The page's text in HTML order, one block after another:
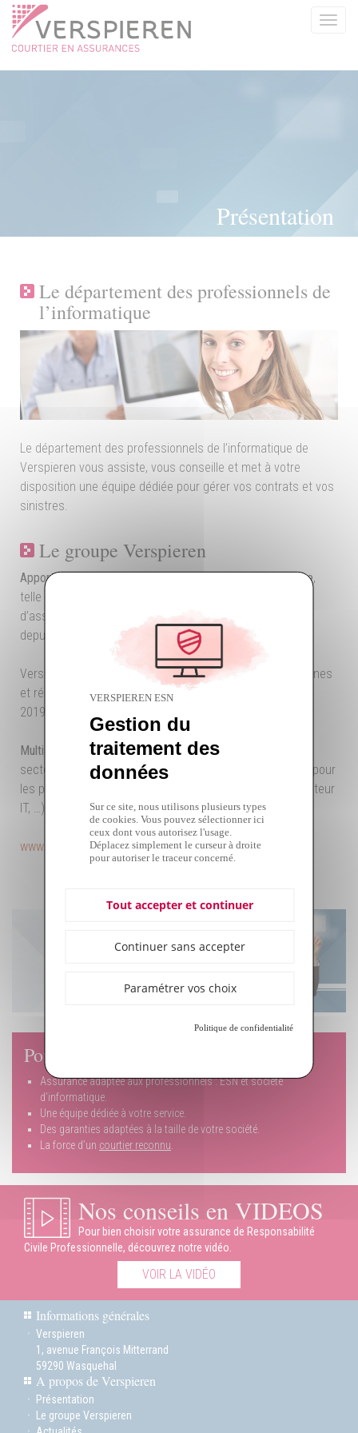
Présentation
Le département des professionnels de
l’informatique
Le département des professionnels de l’informatique de
Verspieren vous assiste, vous conseille et met à votre
disposition une équipe dédiée pour gérer vos contrats et vos
sinistres.
Le groupe Verspieren
Apporter à chacun de nos clients le meilleur de l’assurance,
telle est la promesse que
d’assurance à capital familial du marché français, tient
depuis plus de 135 ans.
Verspieren, courtier en assurances emploie 2233 personnes
et réalise un chiffre d’affaires de 405 millions d’euros en
2019.
Multi spécialiste, Verspieren intervient dans de nombreux
secteurs et est notamment spécialisé dans l’assurance pour
les professionnels de l’informatique (ESN, société du secteur
IT, …).
www.verspieren.com
Pourquoi nous choisir ?
Assurance adaptée aux professionnels : ESN et société
d’informatique.
Une équipe dédiée à votre service.
Des garanties adaptées à la taille de votre société.
La force d’un courtier reconnu
Nos conseils en VIDEOS
Pour bien choisir votre assurance de Responsabilité
Civile Professionnelle, découvrez notre vidéo.
VOIR LA VIDÉO
Informations générales
Verspieren
1, avenue François Mitterrand
59290 Wasquehal
A propos de Verspieren
Présentation
Le groupe Verspieren
Panneau de gestion des cookies
VERSPIEREN ESN
Gestion du
traitement des
données
Sur ce site, nous utilisons plusieurs types
de cookies. Vous pouvez sélectionner ici
ceux dont vous autorisez l'usage.
Déplacez simplement le curseur à droite
pour autoriser le traceur concerné.
Tout accepter et continuer
Continuer sans accepter
Paramétrer vos choix
Politique de confidentialité